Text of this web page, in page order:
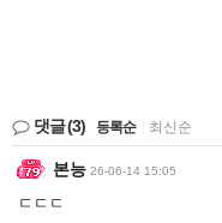
댓글(3) 등록순 최신순
본능 26-06-14 15:05
ㄷㄷㄷ